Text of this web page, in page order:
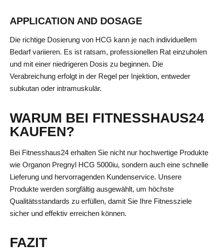
APPLICATION AND DOSAGE
Die richtige Dosierung von HCG kann je nach individuellem
Bedarf variieren. Es ist ratsam, professionellen Rat einzuholen
und mit einer niedrigeren Dosis zu beginnen. Die
Verabreichung erfolgt in der Regel per Injektion, entweder
subkutan oder intramuskulär.
WARUM BEI FITNESSHAUS24
KAUFEN?
Bei Fitnesshaus24 erhalten Sie nicht nur hochwertige Produkte
wie Organon Pregnyl HCG 5000iu, sondern auch eine schnelle
Lieferung und hervorragenden Kundenservice. Unsere
Produkte werden sorgfältig ausgewählt, um höchste
Qualitätsstandards zu erfüllen, damit Sie Ihre Fitnessziele
sicher und effektiv erreichen können.
FAZIT